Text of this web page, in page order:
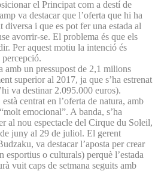
el Principat com a destí de
va destacar que l’oferta que hi ha
diversa i que es pot fer una estada al
avorrir-se. El problema és que els
Per aquest motiu la intenció és
amb un pressupost de 2,1 milions
superior al 2017, ja que s’ha estrenat
va destinar 2.095.000 euros).
centrat en l’oferta de natura, amb
emocional”. A banda, s’ha
al nou espectacle del Cirque du Soleil,
juny al 29 de juliol. El gerent
va destacar l’aposta per crear
esportius o culturals) perquè l’estada
vuit caps de setmana seguits amb